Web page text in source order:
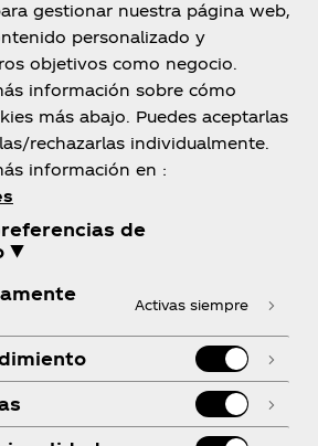
Honduras
gestionar nuestra página web,
personalizado y
objetivos como negocio.
información sobre cómo
más abajo. Puedes aceptarlas
rechazarlas individualmente.
información en :
de
▼
Activas siempre